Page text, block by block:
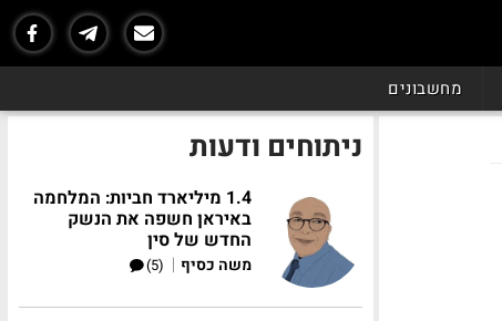
מחשבונים
ניתוחים ודעות
1.4 מיליארד חביות: המלחמה
באיראן חשפה את הנשק
החדש של סין
משה כסיף |
(5)